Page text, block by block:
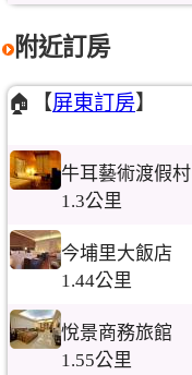
附近訂房
🏠【屏東訂房】
牛耳藝術渡假村
1.3公里
今埔里大飯店
1.44公里
悅景商務旅館
1.55公里